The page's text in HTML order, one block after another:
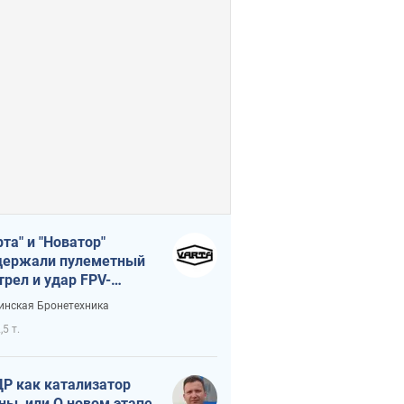
и "Новатор"
пулеметный
и удар FPV-
сохранив жизнь
Бронетехника
т.
как катализатор